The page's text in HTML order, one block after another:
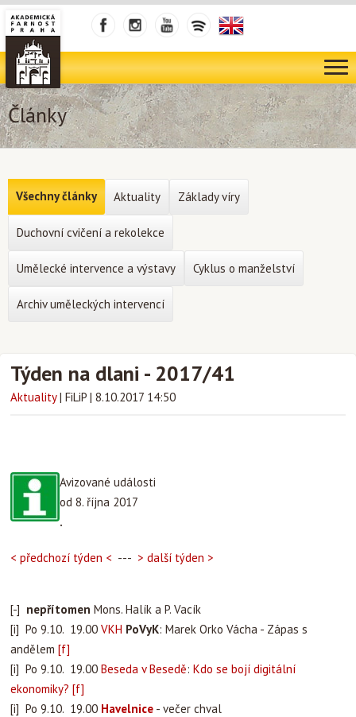
Články
Týden na dlani - 2017/41
Aktuality | FiLiP | 8.10.2017 14:50
Avizované události
od 8. října 2017
.
< předchozí týden < --- > další týden >
[-] nepřítomen Mons. Halík a P. Vacík
[i] Po 9.10. 19.00 VKH PoVyK: Marek Orko Vácha - Zápas s
andělem [f]
[i] Po 9.10. 19.00 Beseda v Besedě: Kdo se bojí digitální
ekonomiky? [f]
[i] Po 9.10. 19.00 Havelnice - večer chval
Všechny články Aktuality Základy víry
Duchovní cvičení a rekolekce
Umělecké intervence a výstavy Cyklus o manželství
Archiv uměleckých intervencí